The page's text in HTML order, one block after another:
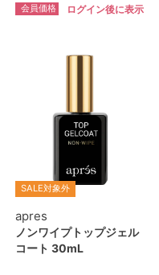
会員価格 ログイン後に表示
SALE対象外
apres
ノンワイプトップジェル
コート 30mL